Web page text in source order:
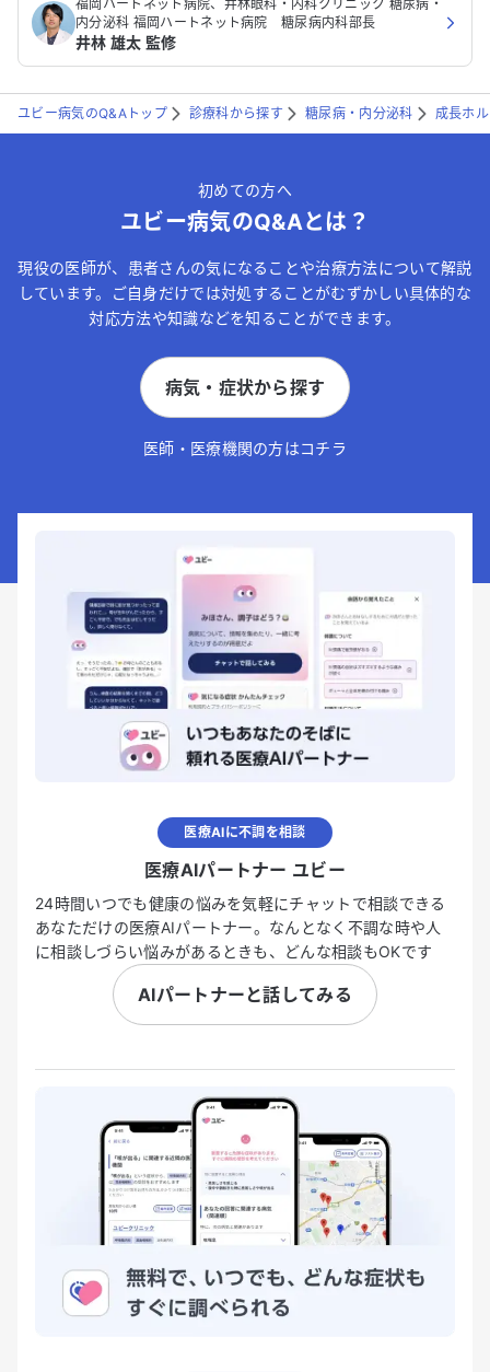
福岡ハートネット病院、井林眼科・内科クリニック 糖尿病・
内分泌科 福岡ハートネット病院 糖尿病内科部長
井林 雄太 監修
ユビー病気のQ&Aトップ 診療科から探す 糖尿病・内分泌科 成長ホ
初めての方へ
ユビー病気のQ&Aとは？
現役の医師が、患者さんの気になることや治療方法について解説
しています。ご自身だけでは対処することがむずかしい具体的な
対応方法や知識などを知ることができます。
病気・症状から探す
医師・医療機関の方はコチラ
医療AIに不調を相談
医療AIパートナー ユビー
24時間いつでも健康の悩みを気軽にチャットで相談できる
あなただけの医療AIパートナー。なんとなく不調な時や人
に相談しづらい悩みがあるときも、どんな相談もOKです
AIパートナーと話してみる